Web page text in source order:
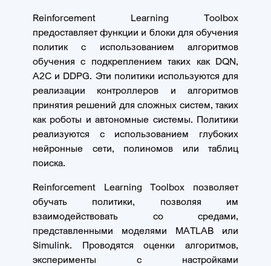
Reinforcement Learning Toolbox
предоставляет функции и блоки для обучения
политик с использованием алгоритмов
обучения c подкреплением таких как DQN,
A2C и DDPG. Эти политики используются для
реализации контроллеров и алгоритмов
принятия решений для сложных систем, таких
как роботы и автономные системы. Политики
реализуются с использованием глубоких
нейронные сети, полиномов или таблиц
поиска.
Reinforcement Learning Toolbox позволяет
обучать политики, позволяя им
взаимодействовать со средами,
представленными моделями MATLAB или
Simulink. Проводятся оценки алгоритмов,
эксперименты с настройками